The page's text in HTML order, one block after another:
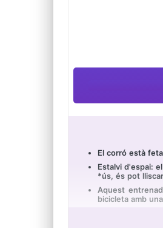
El corró està
Estalvi d'espai:
*ús, és pot
Aquest
bicicleta amb
tapa amb